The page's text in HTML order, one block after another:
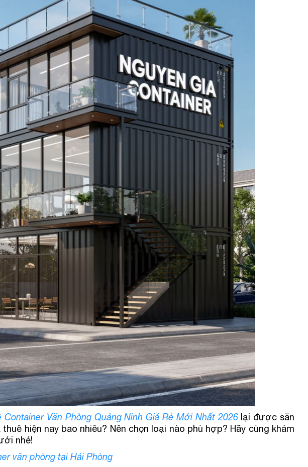
Container Văn Phòng Quảng Ninh Giá Rẻ Mới Nhất 2026lại được săn
hiện nay bao nhiêu? Nên chọn loại nào phù hợp? Hãy cùng khám
nhé!
văn phòng tại Hải Phòng